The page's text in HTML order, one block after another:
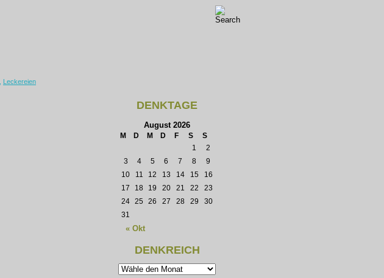
Leckereien
DENKTAGE
August 2026
M D M D F S S
« Okt
1
2
3
4 5 6 7 8
9
10
11 12 13 14 15
16
17
18 19 20 21 22
23
24 25 26 27 28 29
30
31
DENKREICH